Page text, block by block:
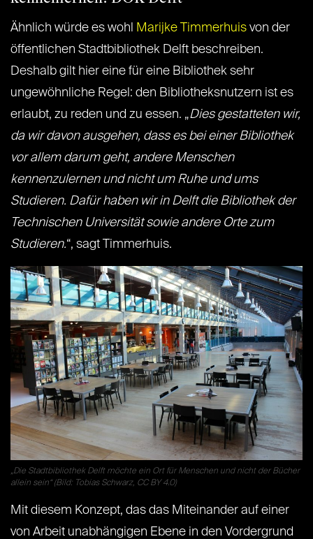
Ähnlich würde es wohl Marijke Timmerhuis von der
öffentlichen Stadtbibliothek Delft beschreiben.
Deshalb gilt hier eine für eine Bibliothek sehr
ungewöhnliche Regel: den Bibliotheksnutzern ist es
erlaubt, zu reden und zu essen. „Dies gestatteten wir,
da wir davon ausgehen, dass es bei einer Bibliothek
vor allem darum geht, andere Menschen
kennenzulernen und nicht um Ruhe und ums
Studieren. Dafür haben wir in Delft die Bibliothek der
Technischen Universität sowie andere Orte zum
Studieren.“, sagt Timmerhuis.
„Die Stadtbibliothek Delft möchte ein Ort für Menschen und nicht der Bücher
allein sein“ (Bild: Tobias Schwarz, CC BY 4.0)
Mit diesem Konzept, das das Miteinander auf einer
von Arbeit unabhängigen Ebene in den Vordergrund